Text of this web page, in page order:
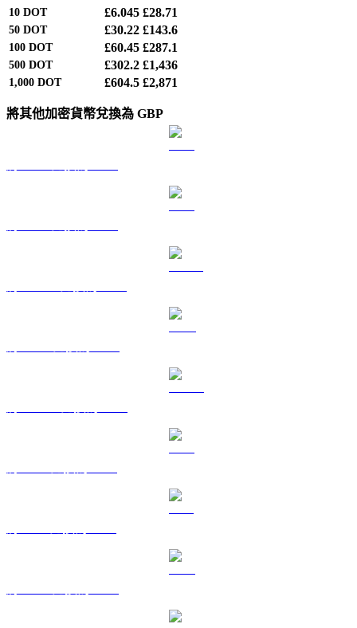
10 DOT £6.045 £28.71
50 DOT £30.22 £143.6
100 DOT £60.45 £287.1
500 DOT £302.2 £1,436
1,000 DOT £604.5 £2,871
將其他加密貨幣兌換為 GBP